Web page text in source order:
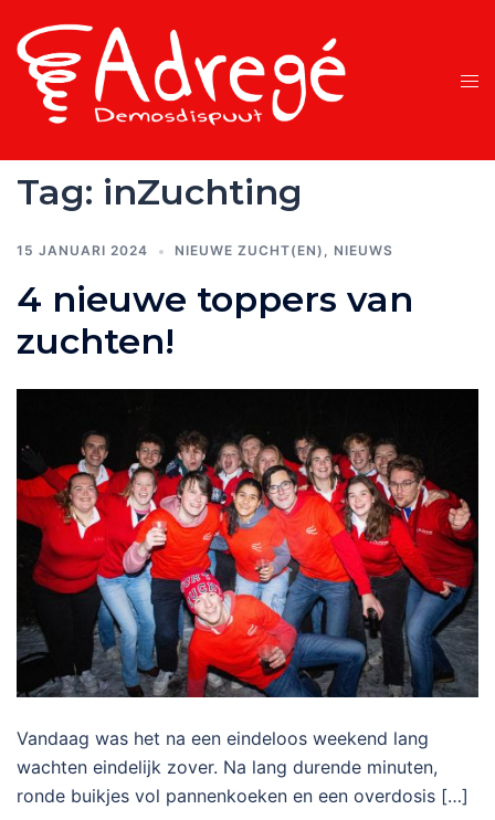
naar
inhoud
Tag: inZuchting
15 JANUARI 2024 NIEUWE ZUCHT(EN) , NIEUWS
4 nieuwe toppers van
zuchten!
Vandaag was het na een eindeloos weekend lang
wachten eindelijk zover. Na lang durende minuten,
ronde buikjes vol pannenkoeken en een overdosis […]